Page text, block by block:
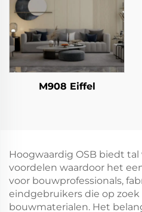
M908 Eiffel
Hoogwaardig OSB biedt
voordelen waardoor het
voor bouwprofessionals,
eindgebruikers die op
bouwmaterialen. Het